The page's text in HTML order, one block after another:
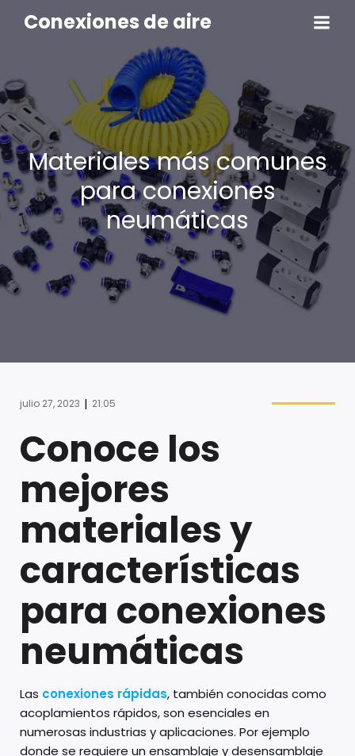
Conexiones de aire
Materiales más comunes
para conexiones
neumáticas
julio 27, 2023 | 21:05
Conoce los
mejores
materiales y
características
para conexiones
neumáticas
Las conexiones rápidas, también conocidas como
acoplamientos rápidos, son esenciales en
numerosas industrias y aplicaciones. Por ejemplo
donde se requiere un ensamblaje y desensamblaje